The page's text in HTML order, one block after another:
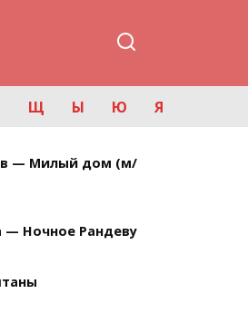
Щ Ы Ю Я
— Милый дом (м/
— Ночное Рандеву